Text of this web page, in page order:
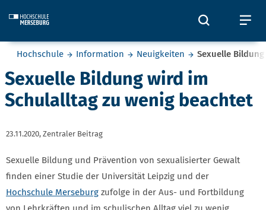
Öffnet
Sie befinden sich hier:
Hochschule Information Neuigkeiten Sexuelle
Sexuelle Bildung wird im
Schulalltag zu wenig beachtet
23.11.2020, Zentraler Beitrag
Sexuelle Bildung und Prävention von sexualisierter Gewalt
finden einer Studie der Universität Leipzig und der
Hochschule Merseburg zufolge in der Aus- und Fortbildung